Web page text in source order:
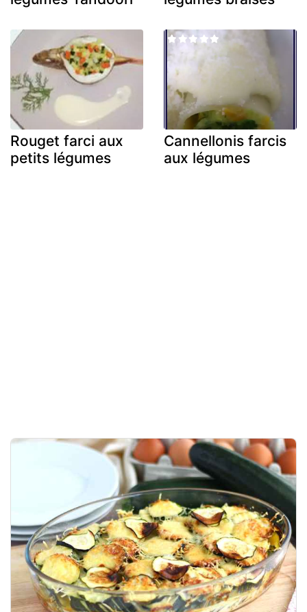
Rouget farci aux
petits légumes
Cannellonis farcis
aux légumes